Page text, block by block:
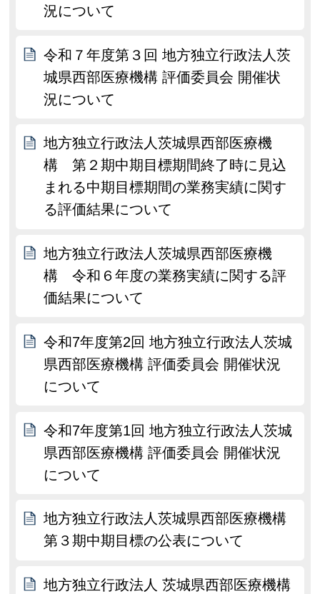
況について
令和７年度第３回 地方独立行政法人茨
城県西部医療機構 評価委員会 開催状
況について
地方独立行政法人茨城県西部医療機
構 第２期中期目標期間終了時に見込
まれる中期目標期間の業務実績に関す
る評価結果について
地方独立行政法人茨城県西部医療機
構 令和６年度の業務実績に関する評
価結果について
令和7年度第2回 地方独立行政法人茨城
県西部医療機構 評価委員会 開催状況
について
令和7年度第1回 地方独立行政法人茨城
県西部医療機構 評価委員会 開催状況
について
地方独立行政法人茨城県西部医療機構
第３期中期目標の公表について
地方独立行政法人 茨城県西部医療機構